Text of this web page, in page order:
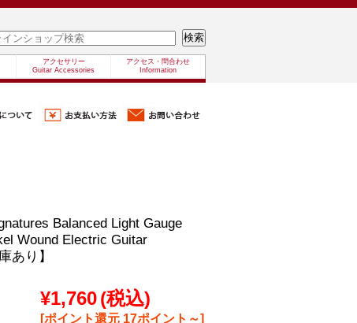
アクセサリー
Guitar Accessories
アクセス・問合わせ
Information
Balanced Light Gauge
Wound Electric Guitar
あり】
¥1,760(税込)
[ポイント還元 17ポイント～]